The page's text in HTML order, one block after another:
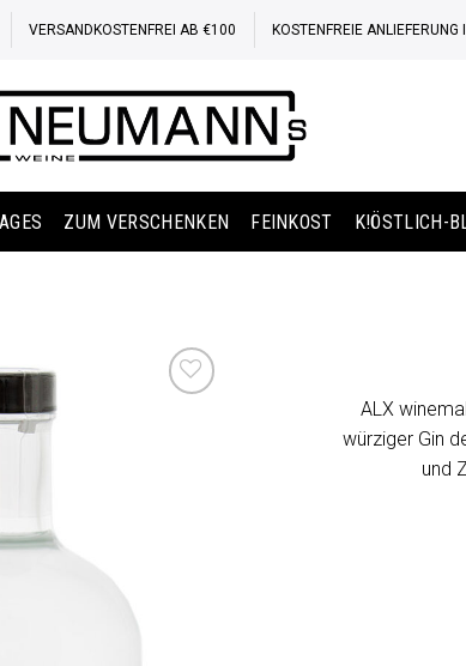
VERSANDKOSTENFREI AB €100 KOSTENFREIE
ZUM VERSCHENKEN FEINKOST K!ÖSTLICH-
ALX
würziger Gin
und